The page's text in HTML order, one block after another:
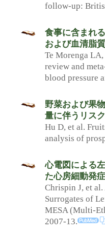
follow-up:
食事に含まれ
および血清脂
Te Morenga
review and
blood pressure
野菜および果
量に伴うリス
Hu D, et al.
analysis of
心電図による
た心房細動発
Chrispin J, et
Surrogates of
MESA (Multi-
2007-13.